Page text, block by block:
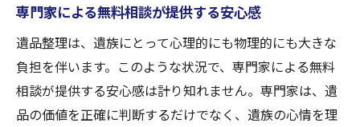
遺品整理を通じて故人を偲ぶ方法
大切な思い出を守るための保存法
専門家が提案する故人の思い出を大切にす
る整理術
遺品を通じて家族の絆を深める方法
専門家による無料相談が提供する安心感
遺品整理は、遺族にとって心理的にも物理的にも大きな
負担を伴います。このような状況で、専門家による無料
相談が提供する安心感は計り知れません。専門家は、遺
品の価値を正確に判断するだけでなく、遺族の心情を理